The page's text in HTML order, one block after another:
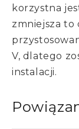
korzystna
zmniejsza to
V, dlatego
instalacji.